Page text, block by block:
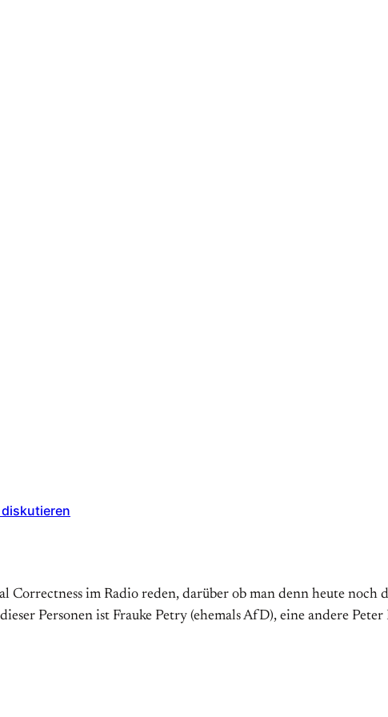
Correctness im Radio reden, darüber ob man denn heute
Personen ist Frauke Petry (ehemals AfD), eine andere